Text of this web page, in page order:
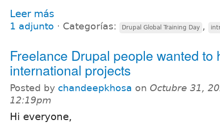
Leer más
1 adjunto ⋅ Categorías: Drupal Global Training Day ,
Freelance Drupal people wanted to
international projects
Posted by chandeepkhosa on Octubre 31,
12:19pm
Hi everyone,